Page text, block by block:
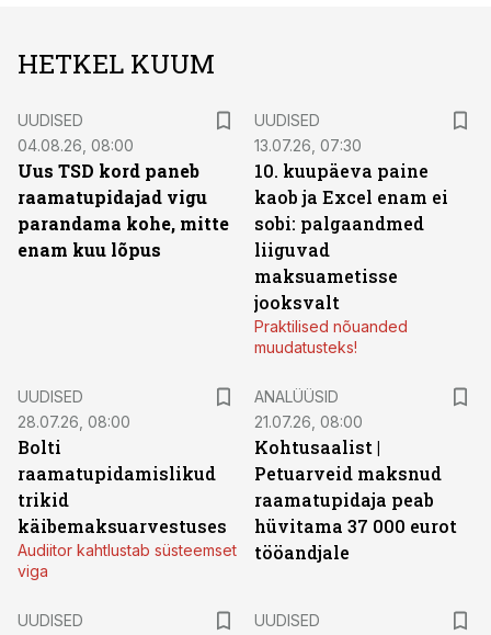
HETKEL KUUM
UUDISED
04.08.26, 08:00
Uus TSD kord paneb
raamatupidajad vigu
parandama kohe, mitte
enam kuu lõpus
UUDISED
13.07.26, 07:30
10. kuupäeva paine
kaob ja Excel enam ei
sobi: palgaandmed
liiguvad
maksuametisse
jooksvalt
Praktilised nõuanded
muudatusteks!
UUDISED
28.07.26, 08:00
Bolti
raamatupidamislikud
trikid
käibemaksuarvestuses
Audiitor kahtlustab süsteemset
viga
ANALÜÜSID
21.07.26, 08:00
Kohtusaalist |
Petuarveid maksnud
raamatupidaja peab
hüvitama 37 000 eurot
tööandjale
UUDISED
UUDISED